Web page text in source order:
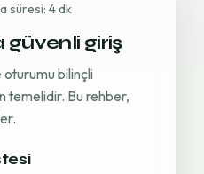
süresi: 4 dk
güvenli giriş
bilinçli
temelidir. Bu rehber,